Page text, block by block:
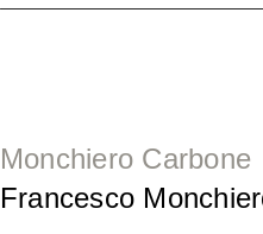
Monchiero Carbone
Francesco